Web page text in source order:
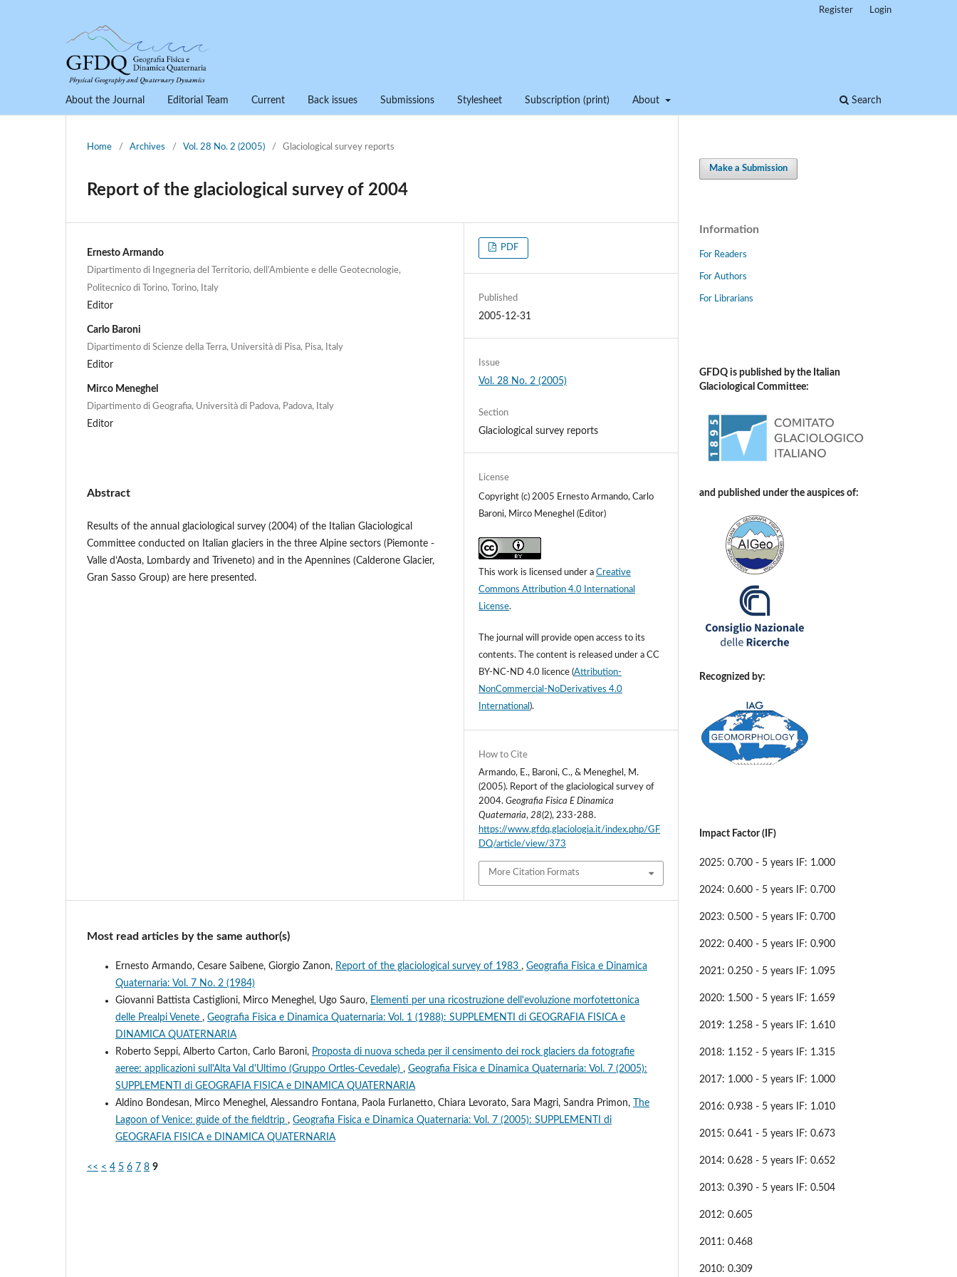
About the Journal Editorial Team Current Back issues Submissions Stylesheet Subscription (print) About Search
Register Login
Home / Archives / Vol. 28 No. 2 (2005) / Glaciological survey reports
Report of the glaciological survey of 2004
Ernesto Armando
Dipartimento di Ingegneria del Territorio, dell’Ambiente e delle Geotecnologie,
Politecnico di Torino, Torino, Italy
Editor
Carlo Baroni
Dipartimento di Scienze della Terra, Università di Pisa, Pisa, Italy
Editor
Mirco Meneghel
Dipartimento di Geografia, Università di Padova, Padova, Italy
Editor
Abstract
Results of the annual glaciological survey (2004) of the Italian Glaciological
Committee conducted on Italian glaciers in the three Alpine sectors (Piemonte -
Valle d’Aosta, Lombardy and Triveneto) and in the Apennines (Calderone Glacier,
Gran Sasso Group) are here presented.
PDF
Published
2005-12-31
Issue
Vol. 28 No. 2 (2005)
Section
Glaciological survey reports
License
Copyright (c) 2005 Ernesto Armando, Carlo
Baroni, Mirco Meneghel (Editor)
This work is licensed under aCreative
Commons Attribution 4.0 International
License.
The journal will provide open access to its
contents. The content is released under aCC
BY-NC-ND 4.0 licence (Attribution-
NonCommercial-NoDerivatives 4.0
International ).
How to Cite
Armando, E., Baroni, C., & Meneghel, M.
(2005). Report of the glaciological survey of
2004.Geografia Fisica E Dinamica
Quaternaria,28(2), 233-288.
https://www.gfdq.glaciologia.it/index.php/GF
DQ/article/view/373
More Citation Formats
Most read articles by the same author(s)
Ernesto Armando, Cesare Saibene, Giorgio Zanon, Report of the glaciological survey of 1983 , Geografia Fisica e Dinamica
Quaternaria: Vol. 7 No. 2 (1984)
Giovanni Battista Castiglioni, Mirco Meneghel, Ugo Sauro, Elementi per una ricostruzione dell'evoluzione morfotettonica
delle Prealpi Venete , Geografia Fisica e Dinamica Quaternaria: Vol. 1 (1988): SUPPLEMENTI di GEOGRAFIA FISICA e
DINAMICA QUATERNARIA
Roberto Seppi, Alberto Carton, Carlo Baroni, Proposta di nuova scheda per il censimento dei rock glaciers da fotografie
aeree: applicazioni sull'Alta Val d'Ultimo (Gruppo Ortles-Cevedale) , Geografia Fisica e Dinamica Quaternaria: Vol. 7 (2005):
SUPPLEMENTI di GEOGRAFIA FISICA e DINAMICA QUATERNARIA
Aldino Bondesan, Mirco Meneghel, Alessandro Fontana, Paola Furlanetto, Chiara Levorato, Sara Magri, Sandra Primon,
The
Lagoon of Venice: guide of the fieldtrip , Geografia Fisica e Dinamica Quaternaria: Vol. 7 (2005): SUPPLEMENTI di
GEOGRAFIA FISICA e DINAMICA QUATERNARIA
<< < 4 5 6 7 8 9
Make a Submission
Information
For Readers
For Authors
For Librarians
GFDQ is published by the Italian
Glaciological Committee:
and published under the auspices of:
Recognized by:
Impact Factor (IF)
2025: 0.700 - 5 years IF: 1.000
2024: 0.600 - 5 years IF: 0.700
2023: 0.500 - 5 years IF: 0.700
2022: 0.400 - 5 years IF: 0.900
2021: 0.250 - 5 years IF: 1.095
2020: 1.500 - 5 years IF: 1.659
2019: 1.258 - 5 years IF: 1.610
2018: 1.152 - 5 years IF: 1.315
2017: 1.000 - 5 years IF: 1.000
2016: 0.938 - 5 years IF: 1.010
2015: 0.641 - 5 years IF: 0.673
2014: 0.628 - 5 years IF: 0.652
2013: 0.390 - 5 years IF: 0.504
2012: 0.605
2011: 0.468
2010: 0.309